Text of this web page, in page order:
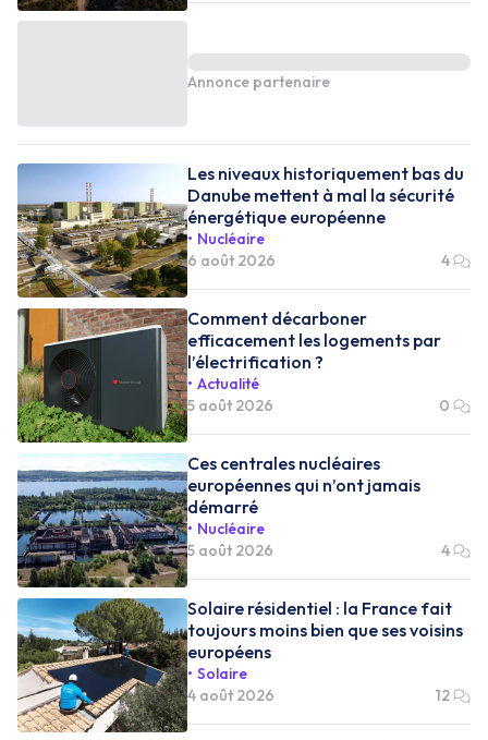
Annonce partenaire
Les niveaux historiquement bas du
Danube mettent à mal la sécurité
énergétique européenne
Nucléaire
6 août 2026
4
Comment décarboner
efficacement les logements par
l’électrification ?
Actualité
5 août 2026
0
Ces centrales nucléaires
européennes qui n’ont jamais
démarré
Nucléaire
5 août 2026
4
Solaire résidentiel : la France fait
toujours moins bien que ses voisins
européens
Solaire
4 août 2026
12